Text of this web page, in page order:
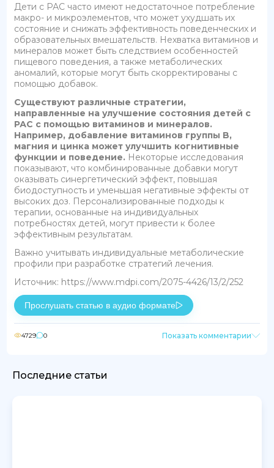
Дети с РАС часто имеют недостаточное потребление
макро- и микроэлементов, что может ухудшать их
состояние и снижать эффективность поведенческих и
образовательных вмешательств. Нехватка витаминов и
минералов может быть следствием особенностей
пищевого поведения, а также метаболических
аномалий, которые могут быть скорректированы с
помощью добавок.
Существуют различные стратегии,
направленные на улучшение состояния детей с
РАС с помощью витаминов и минералов.
Например, добавление витаминов группы B,
магния и цинка может улучшить когнитивные
функции и поведение. Некоторые исследования
показывают, что комбинированные добавки могут
оказывать синергетический эффект, повышая
биодоступность и уменьшая негативные эффекты от
высоких доз. Персонализированные подходы к
терапии, основанные на индивидуальных
потребностях детей, могут привести к более
эффективным результатам.
Важно учитывать индивидуальные метаболические
профили при разработке стратегий лечения.
Источник: https://www.mdpi.com/2075-4426/13/2/252
Прослушать статью в аудио формате
4729 0 Показать комментарии
Последние статьи